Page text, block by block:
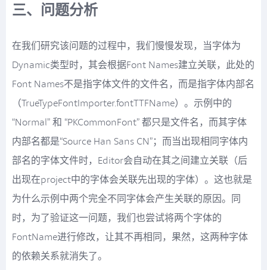
三、问题分析
在我们研究该问题的过程中，我们慢慢发现，当字体为
Dynamic类型时，其会根据Font Names建立关联，此处的
Font Names不是指字体文件的文件名，而是指字体内部名
（TrueTypeFontImporter.fontTTFName）。示例中的
“Normal” 和 “PKCommonFont” 都只是文件名，而其字体
内部名都是“Source Han Sans CN”；而当出现相同字体内
部名的字体文件时，Editor会自动在其之间建立关联（后
出现在project中的字体会关联先出现的字体）。这也就是
为什么示例中两个完全不同字体会产生关联的原因。同
时，为了验证这一问题，我们也尝试将两个字体的
FontName进行修改，让其不再相同，果然，这两种字体
的依赖关系就消失了。